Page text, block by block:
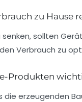
zu Hause
senken, sollten
Verbrauch zu
Produkten
erzeugenden